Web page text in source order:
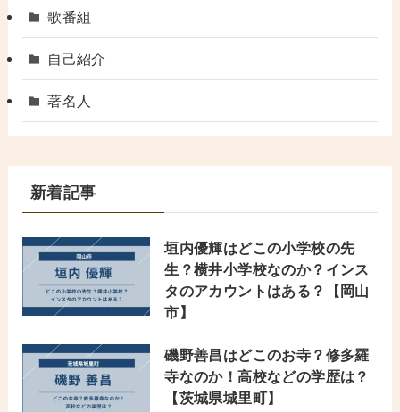
歌番組
自己紹介
著名人
新着記事
垣内優輝はどこの小学校の先
生？横井小学校なのか？インス
タのアカウントはある？【岡山
市】
磯野善昌はどこのお寺？修多羅
寺なのか！高校などの学歴は？
【茨城県城里町】